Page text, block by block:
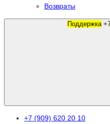
Возвраты
Поддержка
+7 (909) 620 20 10